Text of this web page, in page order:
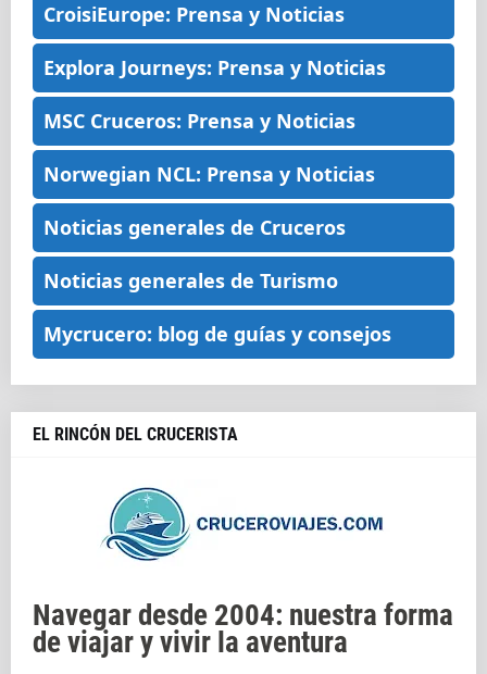
CroisiEurope: Prensa y Noticias
Explora Journeys: Prensa y Noticias
MSC Cruceros: Prensa y Noticias
Norwegian NCL: Prensa y Noticias
Noticias generales de Cruceros
Noticias generales de Turismo
Mycrucero: blog de guías y consejos
EL RINCÓN DEL CRUCERISTA
Navegar desde 2004: nuestra forma
de viajar y vivir la aventura